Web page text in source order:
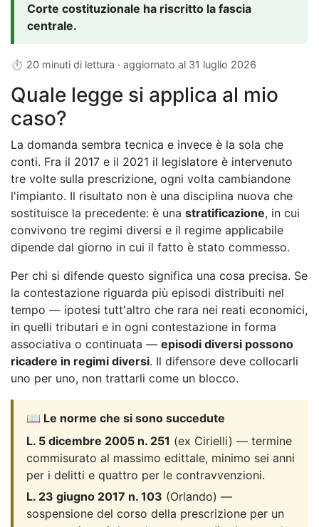
Corte costituzionale ha riscritto la fascia
centrale.
⏱ 20 minuti di lettura · aggiornato al 31 luglio 2026
Quale legge si applica al mio
caso?
La domanda sembra tecnica e invece è la sola che
conti. Fra il 2017 e il 2021 il legislatore è intervenuto
tre volte sulla prescrizione, ogni volta cambiandone
l'impianto. Il risultato non è una disciplina nuova che
sostituisce la precedente: è una stratificazione, in cui
convivono tre regimi diversi e il regime applicabile
dipende dal giorno in cui il fatto è stato commesso.
Per chi si difende questo significa una cosa precisa. Se
la contestazione riguarda più episodi distribuiti nel
tempo — ipotesi tutt'altro che rara nei reati economici,
in quelli tributari e in ogni contestazione in forma
associativa o continuata — episodi diversi possono
ricadere in regimi diversi. Il difensore deve collocarli
uno per uno, non trattarli come un blocco.
📖 Le norme che si sono succedute
L. 5 dicembre 2005 n. 251 (ex Cirielli) — termine
commisurato al massimo edittale, minimo sei anni
per i delitti e quattro per le contravvenzioni.
L. 23 giugno 2017 n. 103 (Orlando) —
sospensione del corso della prescrizione per un